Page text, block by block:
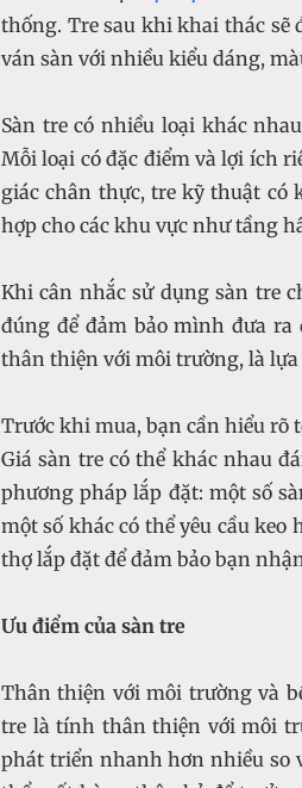
thống. Tre sau khi khai thác sẽ
ván sàn với nhiều kiểu dáng,
Sàn tre có nhiều loại khác
Mỗi loại có đặc điểm và lợi ích
giác chân thực, tre kỹ thuật có
hợp cho các khu vực như tầng
Khi cân nhắc sử dụng sàn tre
đúng để đảm bảo mình đưa ra
thân thiện với môi trường, là
Trước khi mua, bạn cần hiểu rõ
Giá sàn tre có thể khác nhau
phương pháp lắp đặt: một số
một số khác có thể yêu cầu
thợ lắp đặt để đảm bảo bạn
Ưu điểm của sàn tre
Thân thiện với môi trường và
tre là tính thân thiện với môi
phát triển nhanh hơn nhiều so